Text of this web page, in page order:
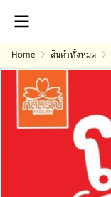
Home สินค้าทั้งหมด